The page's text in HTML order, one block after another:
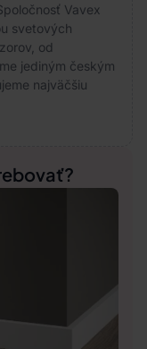
Vavex
svetových
od
jediným českým
najväčšiu